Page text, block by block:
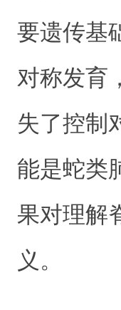
要遗传基
对称发育
失了控制
能是蛇类
果对理解
义。